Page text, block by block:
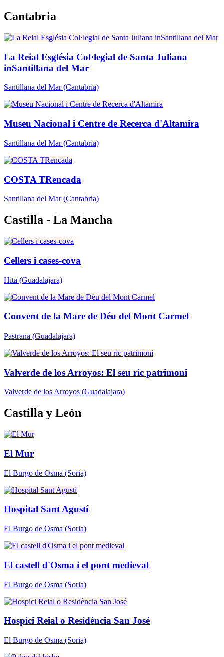
Cantabria
La Reial Església Col·legial de Santa Juliana
inSantillana del Mar
Santillana del Mar(Cantabria)
Museu Nacional i Centre de Recerca d'Altamira
Santillana del Mar(Cantabria)
COSTA TRencada
Santillana del Mar(Cantabria)
Castilla - La Mancha
Cellers i cases-cova
Hita (Guadalajara)
Convent de la Mare de Déu del Mont Carmel
Pastrana (Guadalajara)
Valverde de los Arroyos: El seu ric patrimoni
Valverde de los Arroyos (Guadalajara)
Castilla y León
El Mur
El Burgo de Osma (Soria)
Hospital Sant Agustí
El Burgo de Osma (Soria)
El castell d'Osma i el pont medieval
El Burgo de Osma (Soria)
Hospici Reial o Residència San José
El Burgo de Osma (Soria)